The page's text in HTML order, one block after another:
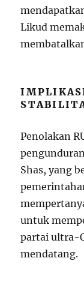
Likud
Penolakan
Shas, yang
untuk
partai ultra-
mendatang.